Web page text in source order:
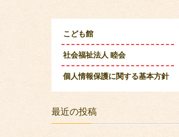
こども館
社会福祉法人 睦会
個人情報保護に関する基本方針
最近の投稿